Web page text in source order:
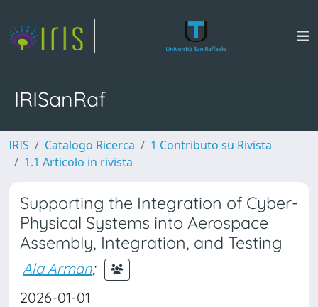
IRISanRaf
IRIS Catalogo Ricerca
1 Contributo su Rivista
1.1 Articolo in rivista
Supporting the Integration of Cyber-
Physical Systems into Aerospace
Assembly, Integration, and Testing
Ala Arman;
2026-01-01